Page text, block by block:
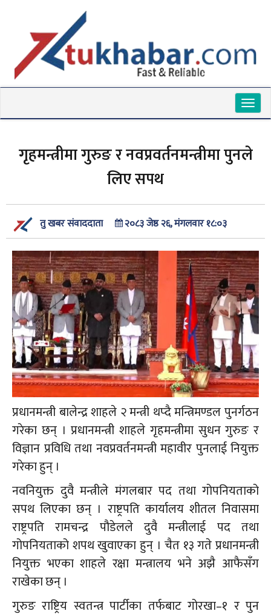
गृहमन्त्रीमा गुरुङ र नवप्रवर्तनमन्त्रीमा पुनले
लिए सपथ
तु खबर संवाददाता २०८३ जेष्ठ २६, मंगलवार १८:०३
प्रधानमन्त्री बालेन्द्र शाहले २ मन्त्री थप्दै मन्त्रिमण्डल पुनर्गठन
गरेका छन् । प्रधानमन्त्री शाहले गृहमन्त्रीमा सुधन गुरुङ र
विज्ञान प्रविधि तथा नवप्रवर्तनमन्त्री महावीर पुनलाई नियुक्त
गरेका हुन् ।
नवनियुक्त दुवै मन्त्रीले मंगलबार पद तथा गोपनियताको
सपथ लिएका छन् । राष्ट्रपति कार्यालय शीतल निवासमा
राष्ट्रपति रामचन्द्र पौडेलले दुवै मन्त्रीलाई पद तथा
गोपनियताको शपथ खुवाएका हुन् । चैत १३ गते प्रधानमन्त्री
नियुक्त भएका शाहले रक्षा मन्त्रालय भने अझै आफैसँग
राखेका छन् ।
गुरुङ राष्ट्रिय स्वतन्त्र पार्टीका तर्फबाट गोरखा–१ र पुन